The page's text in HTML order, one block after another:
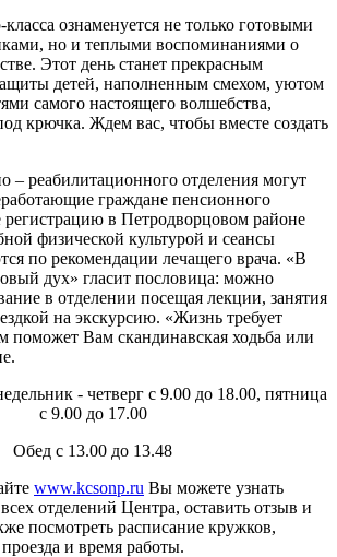
ознаменуется не только готовыми
но и теплыми воспоминаниями о
Этот день станет прекрасным
детей, наполненным смехом, уютом
самого настоящего волшебства,
крючка. Ждем вас, чтобы вместе создать
– реабилитационного отделения могут
граждане пенсионного
в Петродворцовом районе
физической культурой и сеансы
по рекомендации лечащего врача. «В
дух» гласит пословица: можно
в отделении посещая лекции, занятия
на экскурсию. «Жизнь требует
поможет Вам скандинавская ходьба или
- четверг с 9.00 до 18.00, пятница
с 9.00 до 17.00
Обед с 13.00 до 13.48
www.kcsonp.ru Вы можете узнать
отделений Центра, оставить отзыв и
посмотреть расписание кружков,
и время работы.